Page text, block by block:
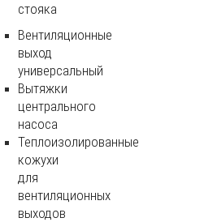
стояка
Вентиляционные
выход
универсальный
Вытяжки
центрального
насоса
Теплоизолированные
кожухи
для
вентиляционных
выходов